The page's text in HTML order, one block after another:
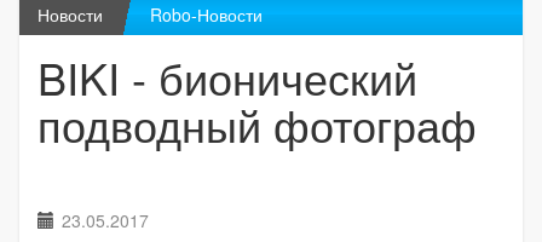
Новости Robo-Новости
BIKI - бионический
подводный фотограф
23.05.2017